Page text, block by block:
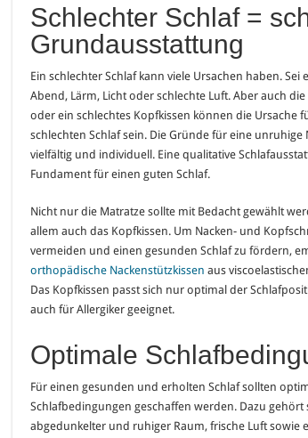
Schlechter Schlaf =
Grundausstattung
Ein schlechter Schlaf kann viele Ursachen haben. Sei
Abend, Lärm, Licht oder schlechte Luft. Aber auch
oder ein schlechtes Kopfkissen können die Ursache
schlechten Schlaf sein. Die Gründe für eine unruhige
vielfältig und individuell. Eine qualitative
Fundament für einen guten Schlaf.
Nicht nur die Matratze sollte mit Bedacht gewählt
allem auch das Kopfkissen. Um Nacken- und
vermeiden und einen gesunden Schlaf zu fördern,
orthopädische Nackenstützkissen aus
Das Kopfkissen passt sich nur optimal der
auch für Allergiker geeignet.
Optimale
Für einen gesunden und erholten Schlaf sollten
Schlafbedingungen geschaffen werden. Dazu gehört
abgedunkelter und ruhiger Raum, frische Luft sowie